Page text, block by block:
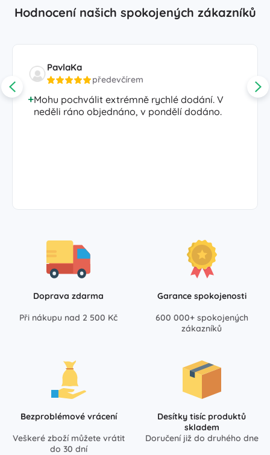
Hodnocení našich spokojených zákazníků
PavlaKa
předevčírem
Mohu pochválit extrémně rychlé dodání. V
neděli ráno objednáno, v pondělí dodáno.
Doprava zdarma
Při nákupu nad 2 500 Kč
Garance spokojenosti
600 000+ spokojených
zákazníků
Bezproblémové vrácení
Veškeré zboží můžete vrátit
do 30 dní
Desítky tisíc produktů
skladem
Doručení již do druhého dne